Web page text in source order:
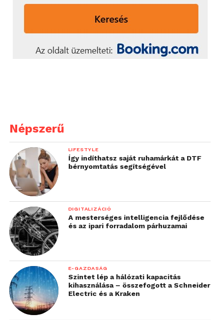
Népszerű
LIFESTYLE
Így indíthatsz saját ruhamárkát a DTF
bérnyomtatás segítségével
DIGITALIZÁCIÓ
A mesterséges intelligencia fejlődése
és az ipari forradalom párhuzamai
E-GAZDASÁG
Szintet lép a hálózati kapacitás
kihasználása – összefogott a Schneider
Electric és a Kraken